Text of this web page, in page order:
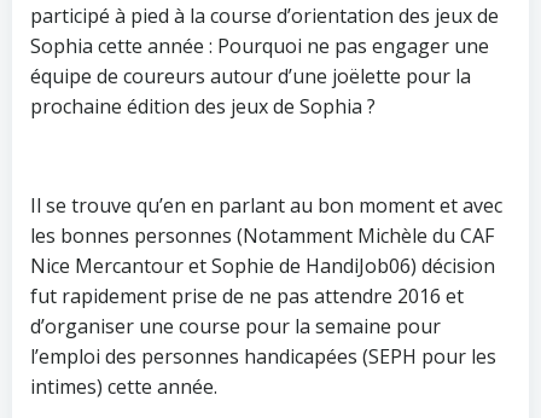
participé à pied à la course d’orientation des jeux de
Sophia cette année : Pourquoi ne pas engager une
équipe de coureurs autour d’une joëlette pour la
prochaine édition des jeux de Sophia ?
Il se trouve qu’en en parlant au bon moment et avec
les bonnes personnes (Notamment Michèle du CAF
Nice Mercantour et Sophie de HandiJob06) décision
fut rapidement prise de ne pas attendre 2016 et
d’organiser une course pour la semaine pour
l’emploi des personnes handicapées (SEPH pour les
intimes) cette année.